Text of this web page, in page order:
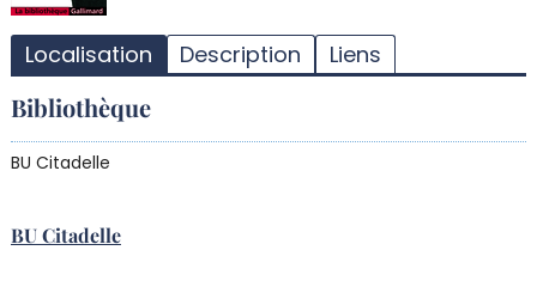
Localisation Description Liens
Bibliothèque
BU Citadelle
BU Citadelle